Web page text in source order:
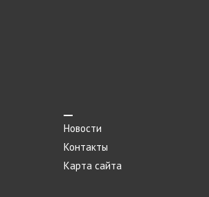
Новости
Контакты
Карта сайта